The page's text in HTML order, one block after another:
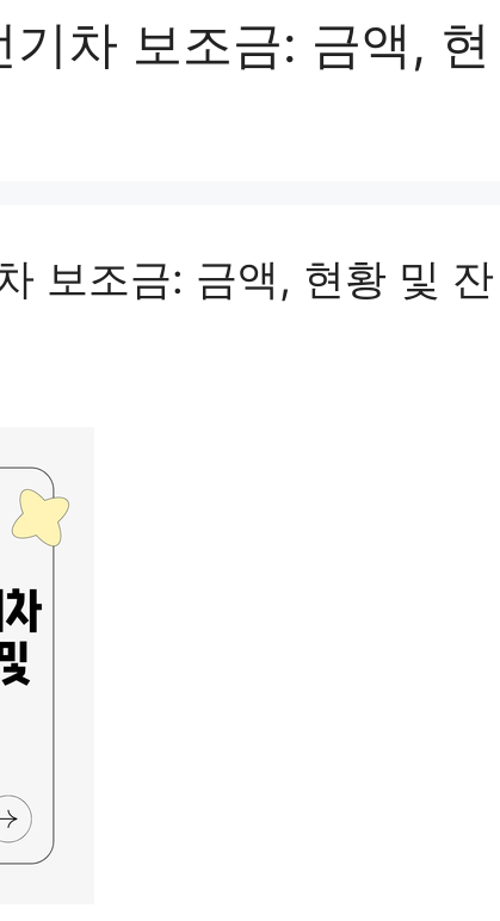
차 보조금: 금액, 현
보조금: 금액, 현황 및 잔